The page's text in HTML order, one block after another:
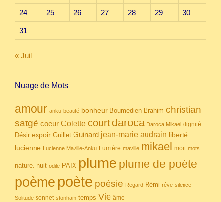
24 25 26 27 28 29 30
31
« Juil
Nuage de Mots
amour anku beauté bonheur Boumedien Brahim christian
satgé coeur Colette court daroca Daroca Mikael dignité
Désir espoir Guillet Guinard jean-marie audrain liberté
lucienne Lucienne Maville-Anku Lumière maville mikael mort mots
nature. nuit odile PAIX plume plume de poète
poème poète poésie Regard Rémi rêve silence
Solitude sonnet stonham temps Vie âme